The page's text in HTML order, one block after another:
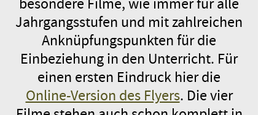
Jahrgangsstufen und mit zahlreichen
Anknüpfungspunkten für die
Einbeziehung in den Unterricht. Für
einen ersten Eindruck hier die
Online-Version des Flyers. Die vier